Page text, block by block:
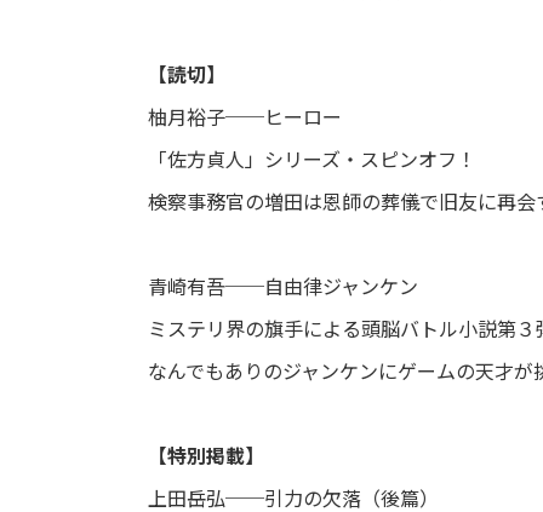
【読切】
柚月裕子──ヒーロー
「佐方貞人」シリーズ・スピンオフ！
検察事務官の増田は恩師の葬儀で旧友に再
青崎有吾──自由律ジャンケン
ミステリ界の旗手による頭脳バトル小説第３
なんでもありのジャンケンにゲームの天才が
【特別掲載】
上田岳弘──引力の欠落（後篇）